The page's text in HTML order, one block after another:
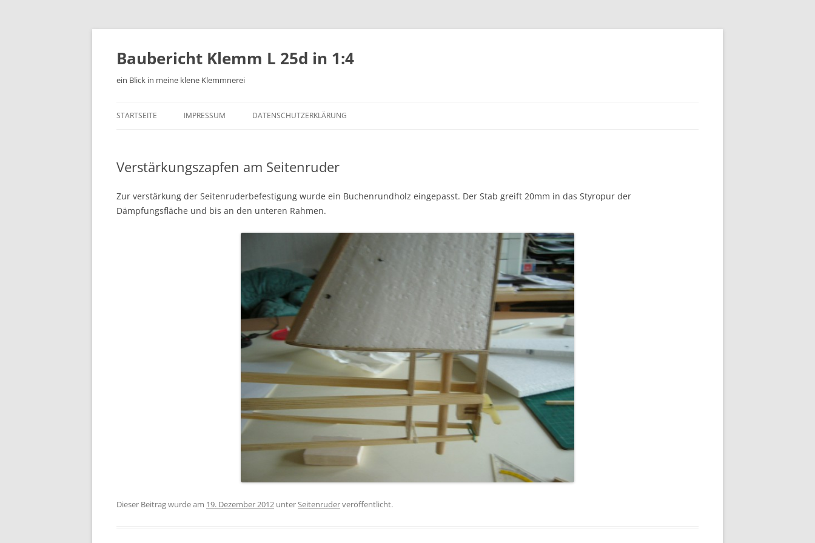
Zum
springen
Baubericht Klemm L 25d in 1:4
ein Blick in meine klene Klemmnerei
STARTSEITE IMPRESSUM DATENSCHUTZERKLÄRUNG
Verstärkungszapfen am Seitenruder
Zur verstärkung der Seitenruderbefestigung wurde ein Buchenrundholz eingepasst. Der Stab greift 20mm in das Styropur der
Dämpfungsfläche und bis an den unteren Rahmen.
Dieser Beitrag wurde am 19. Dezember 2012 unterSeitenruderveröffentlicht.